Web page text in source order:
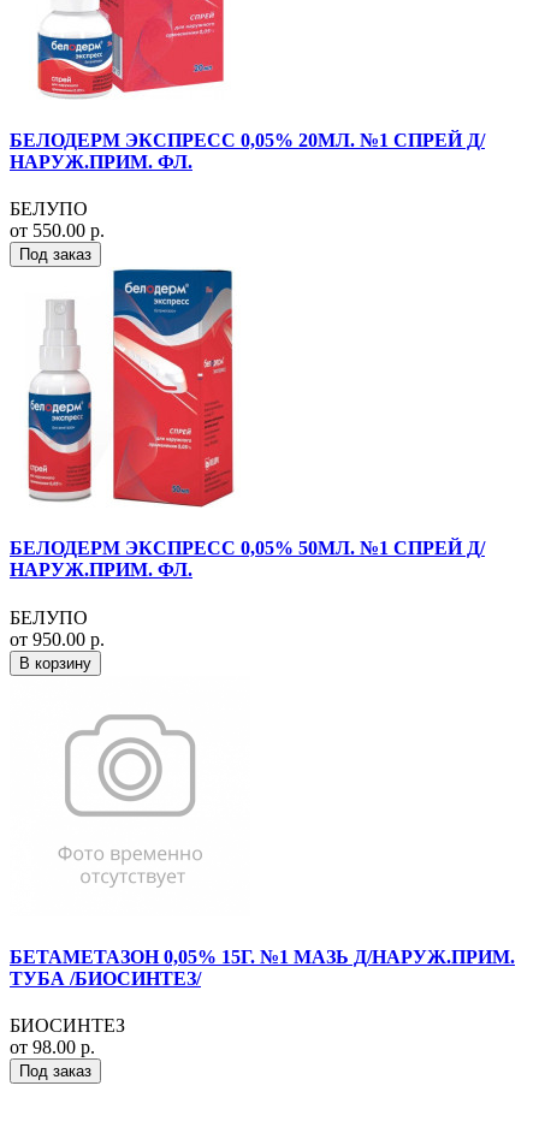
БЕЛОДЕРМ ЭКСПРЕСС 0,05% 20МЛ. №1 СПРЕЙ Д/
НАРУЖ.ПРИМ. ФЛ.
БЕЛУПО
от 550.00 р.
Под заказ
БЕЛОДЕРМ ЭКСПРЕСС 0,05% 50МЛ. №1 СПРЕЙ Д/
НАРУЖ.ПРИМ. ФЛ.
БЕЛУПО
от 950.00 р.
В корзину
БЕТАМЕТАЗОН 0,05% 15Г. №1 МАЗЬ Д/НАРУЖ.ПРИМ.
ТУБА /БИОСИНТЕЗ/
БИОСИНТЕЗ
от 98.00 р.
Под заказ